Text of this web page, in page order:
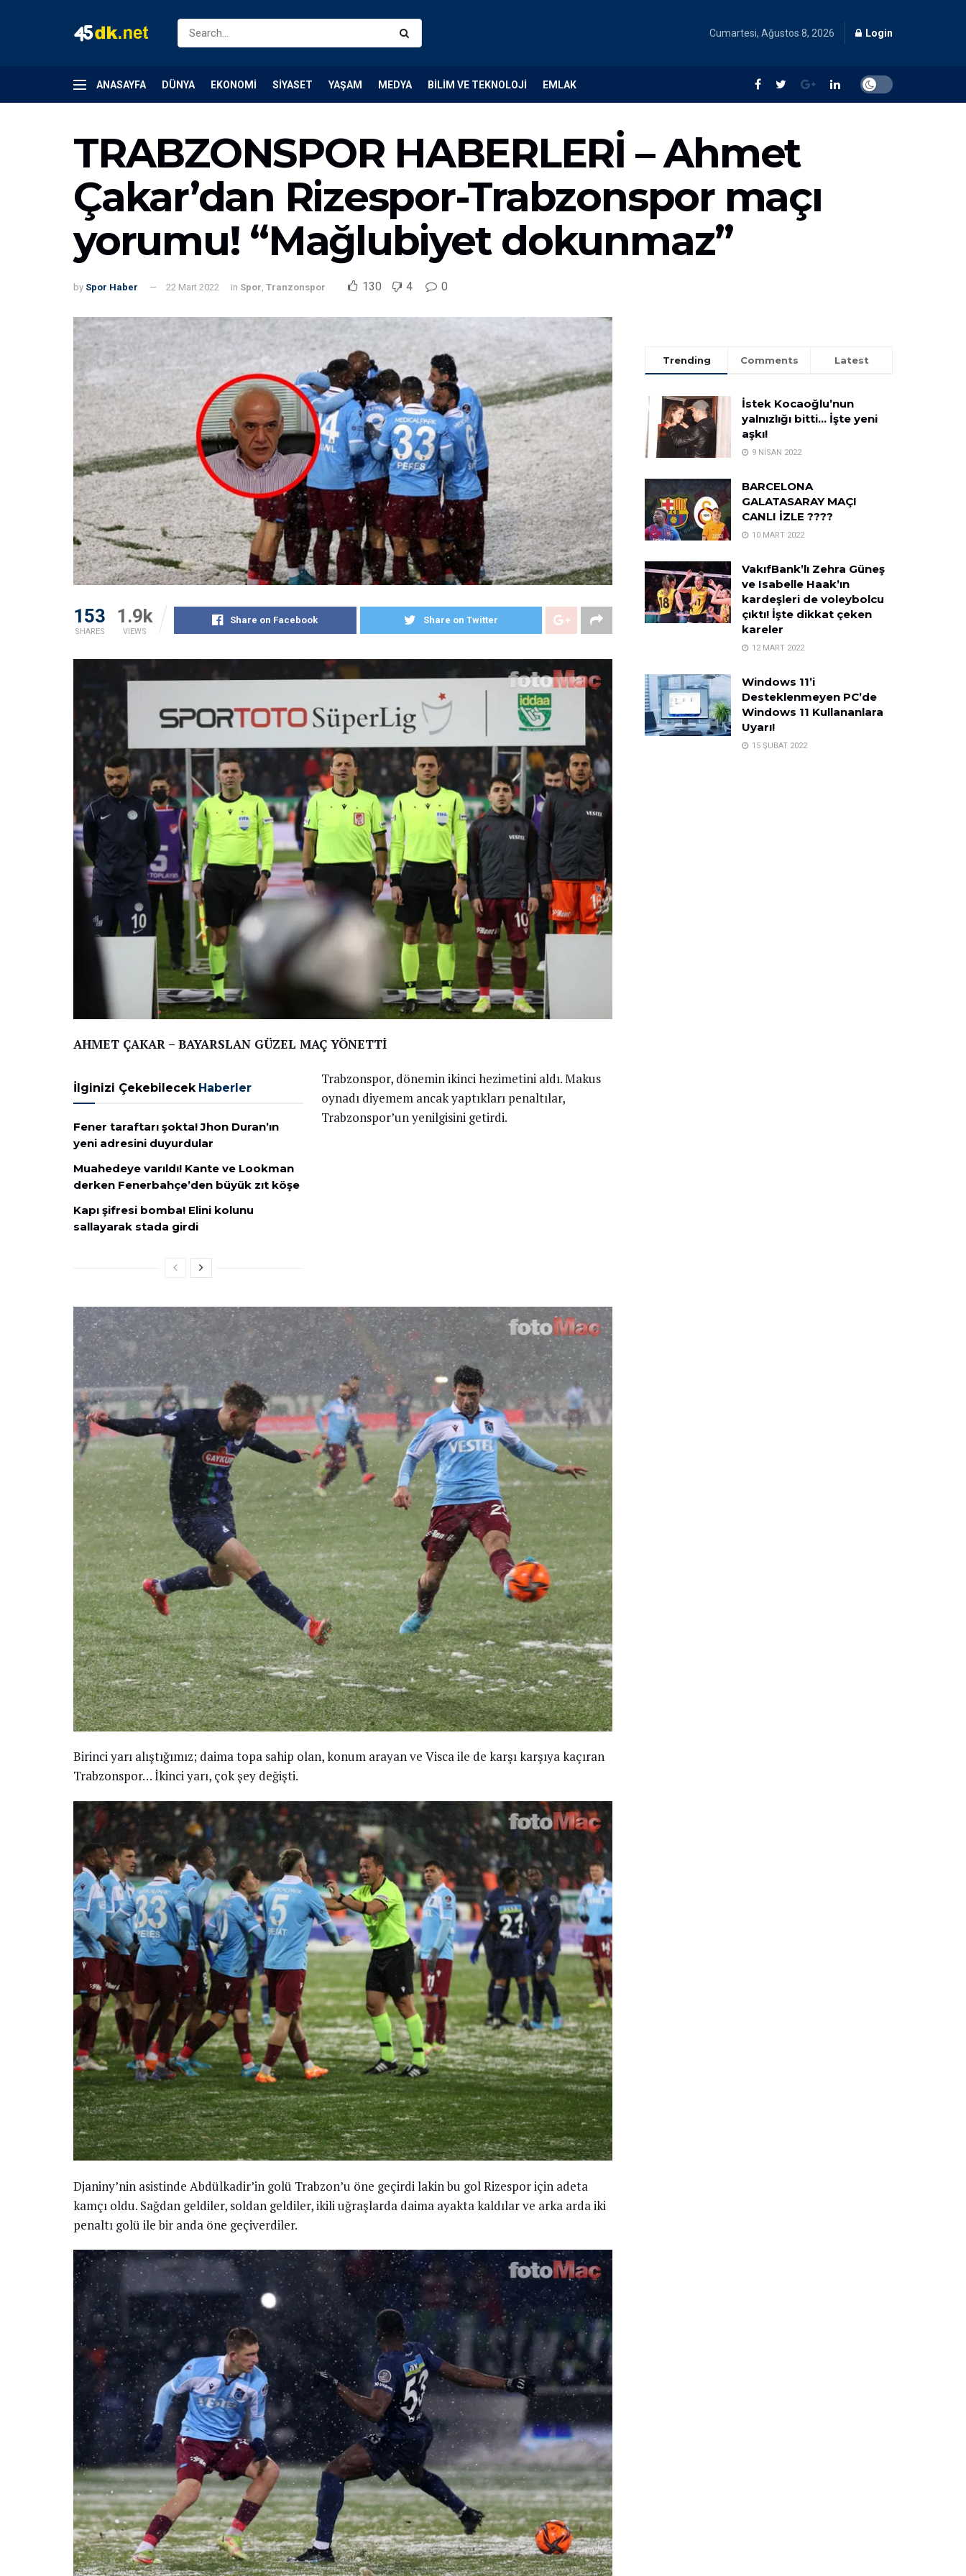
Cumartesi, Ağustos 8, 2026 Login
ANASAYFA DÜNYA EKONOMI SIYASET YAŞAM MEDYA BILIM VE TEKNOLOJI EMLAK
TRABZONSPOR HABERLERİ – Ahmet
Çakar’dan Rizespor-Trabzonspor maçı
yorumu! “Mağlubiyet dokunmaz”
by Spor Haber 22 Mart 2022 in Spor, Tranzonspor 130 4 0
153
SHARES
1.9k
VIEWS
Share on Facebook Share on Twitter
AHMET ÇAKAR – BAYARSLAN GÜZEL MAÇ YÖNETTİ
İlginizi Çekebilecek Haberler
Fener taraftarı şokta! Jhon Duran’ın
yeni adresini duyurdular
Muahedeye varıldı! Kante ve Lookman
derken Fenerbahçe’den büyük zıt köşe
Kapı şifresi bomba! Elini kolunu
sallayarak stada girdi
Trabzonspor, dönemin ikinci hezimetini aldı. Makus
oynadı diyemem ancak yaptıkları penaltılar,
Trabzonspor’un yenilgisini getirdi.
Birinci yarı alıştığımız; daima topa sahip olan, konum arayan ve Visca ile de karşı karşıya kaçıran
Trabzonspor… İkinci yarı, çok şey değişti.
Djaniny’nin asistinde Abdülkadir’in golü Trabzon’u öne geçirdi lakin bu gol Rizespor için adeta
kamçı oldu. Sağdan geldiler, soldan geldiler, ikili uğraşlarda daima ayakta kaldılar ve arka arda iki
penaltı golü ile bir anda öne geçiverdiler.
Trending Comments Latest
İstek Kocaoğlu’nun
yalnızlığı bitti… İşte yeni
aşkı!
9 NISAN 2022
BARCELONA
GALATASARAY MAÇI
CANLI İZLE ????
10 MART 2022
VakıfBank’lı Zehra Güneş
ve Isabelle Haak’ın
kardeşleri de voleybolcu
çıktı! İşte dikkat çeken
kareler
12 MART 2022
Windows 11’i
Desteklenmeyen PC’de
Windows 11 Kullananlara
Uyarı!
15 ŞUBAT 2022